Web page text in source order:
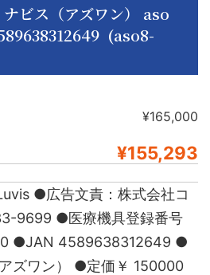
ビス（アズワン） aso
(aso8-
¥165,000
¥155,293
●広告文責：株式会社コ
9699 ●医療機具登録番号
●JAN 4589638312649 ●
ズワン） ●定価￥ 150000